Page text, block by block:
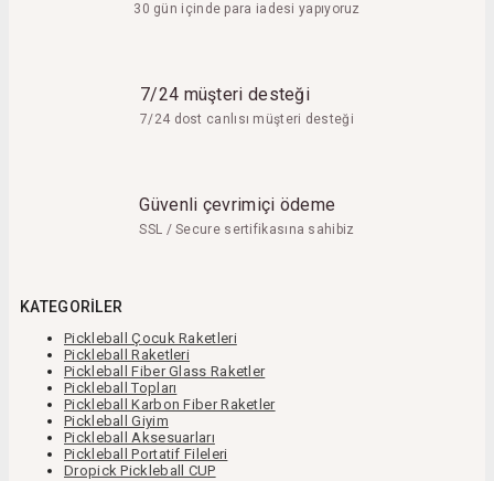
30 gün içinde para iadesi yapıyoruz
7/24 müşteri desteği
7/24 dost canlısı müşteri desteği
Güvenli çevrimiçi ödeme
SSL / Secure sertifikasına sahibiz
KATEGORILER
Pickleball Çocuk Raketleri
Pickleball Raketleri
Pickleball Fiber Glass Raketler
Pickleball Topları
Pickleball Karbon Fiber Raketler
Pickleball Giyim
Pickleball Aksesuarları
Pickleball Portatif Fileleri
Dropick Pickleball CUP